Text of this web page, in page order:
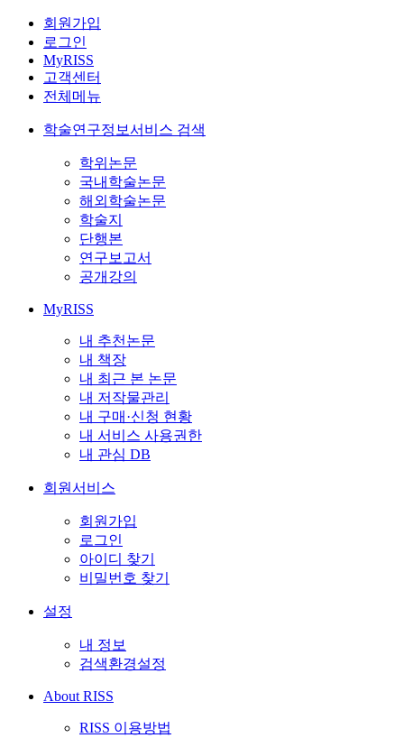
회원가입
로그인
MyRISS
고객센터
전체메뉴
학술연구정보서비스 검색
학위논문
국내학술논문
해외학술논문
학술지
단행본
연구보고서
공개강의
MyRISS
내 추천논문
내 책장
내 최근 본 논문
내 저작물관리
내 구매·신청 현황
내 서비스 사용권한
내 관심 DB
회원서비스
회원가입
로그인
아이디 찾기
비밀번호 찾기
설정
내 정보
검색환경설정
About RISS
RISS 이용방법